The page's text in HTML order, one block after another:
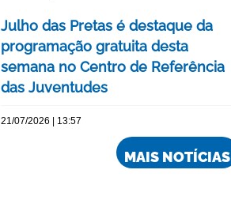
Julho das Pretas é destaque da
programação gratuita desta
semana no Centro de Referência
das Juventudes
21/07/2026 | 13:57
MAIS NOTÍCIAS